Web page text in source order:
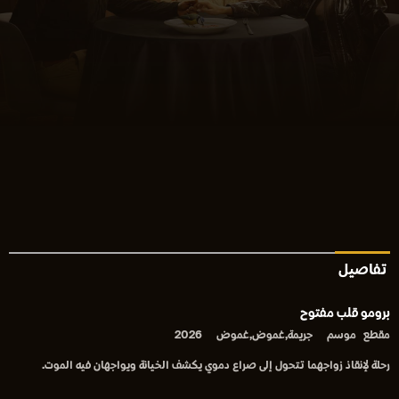
تفاصيل
برومو قلب مفتوح
مقطع موسم جريمة,غموض,غموض 2026
رحلة لإنقاذ زواجهما تتحول إلى صراع دموي يكشف الخيانة ويواجهان فيه الموت.